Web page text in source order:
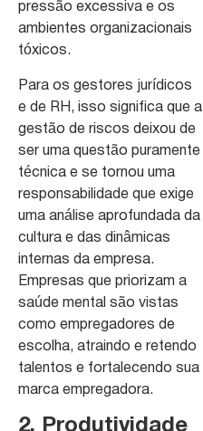
pressão excessiva e os
ambientes organizacionais
tóxicos.
Para os gestores jurídicos
e de RH, isso significa que a
gestão de riscos deixou de
ser uma questão puramente
técnica e se tornou uma
responsabilidade que exige
uma análise aprofundada da
cultura e das dinâmicas
internas da empresa.
Empresas que priorizam a
saúde mental são vistas
como empregadores de
escolha, atraindo e retendo
talentos e fortalecendo sua
marca empregadora.
2. Produtividade